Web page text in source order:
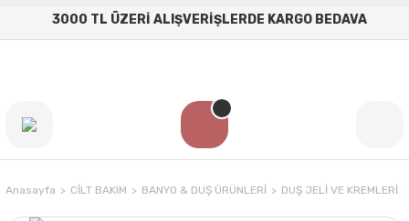
3000 TL ÜZERİ ALIŞVERİŞLERDE KARGO BEDAVA
Anasayfa CİLT BAKIM BANYO & DUŞ ÜRÜNLERİ DUŞ JELİ VE KREMLERİ